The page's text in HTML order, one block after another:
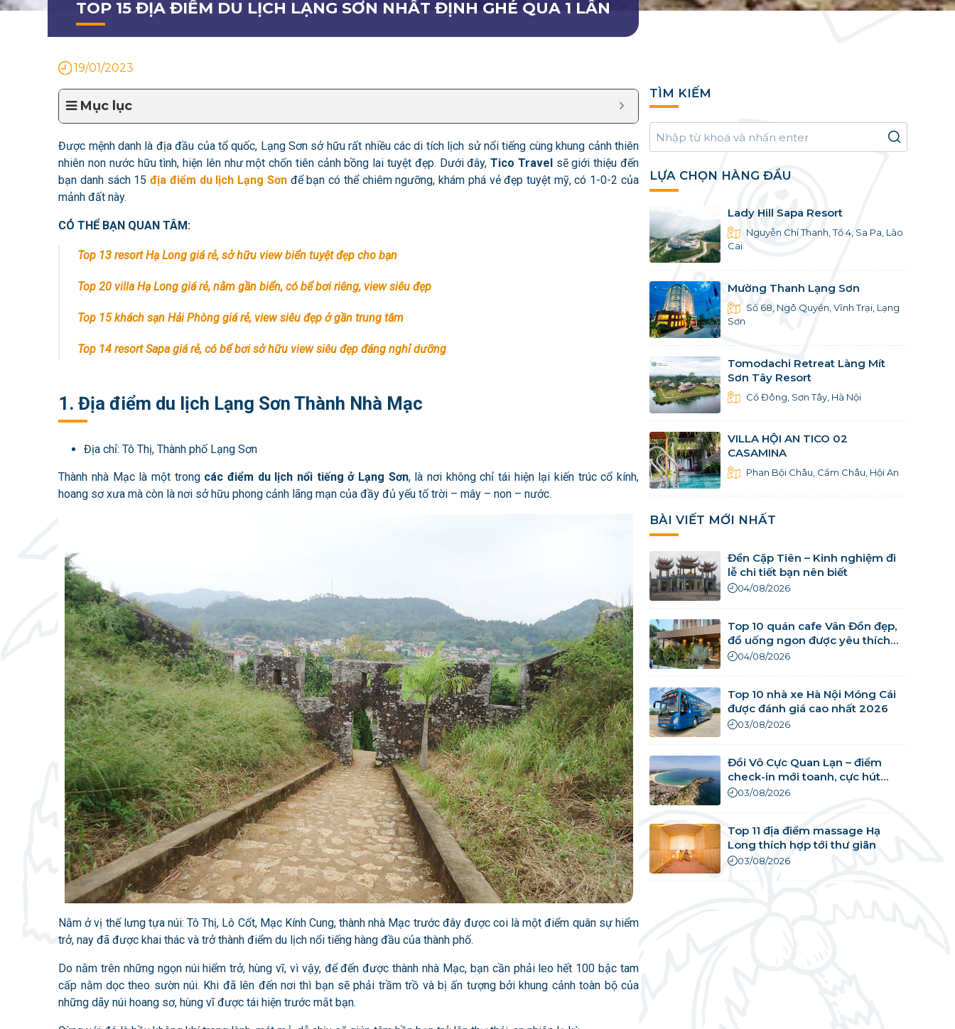
TOP 15 ĐỊA ĐIỂM DU LỊCH LẠNG SƠN NHẤT ĐỊNH GHÉ QUA 1 LẦN
19/01/2023
Mục lục
Được mệnh danh là địa đầu của tổ quốc, Lạng Sơn sở hữu rất nhiều các di tích lịch sử nổi tiếng cùng khung cảnh thiên
nhiên non nước hữu tình, hiện lên như một chốn tiên cảnh bồng lai tuyệt đẹp. Dưới đây,Tico Travelsẽ giới thiệu đến
bạn danh sách 15địa điểm du lịch Lạng Sơnđể bạn có thể chiêm ngưỡng, khám phá vẻ đẹp tuyệt mỹ, có 1-0-2 của
mảnh đất này.
CÓ THỂ BẠN QUAN TÂM:
Top 13 resort Hạ Long giá rẻ, sở hữu view biển tuyệt đẹp cho bạn
Top 20 villa Hạ Long giá rẻ, nằm gần biển, có bể bơi riêng, view siêu đẹp
Top 15 khách sạn Hải Phòng giá rẻ, view siêu đẹp ở gần trung tâm
Top 14 resort Sapa giá rẻ, có bể bơi sở hữu view siêu đẹp đáng nghỉ dưỡng
1. Địa điểm du lịch Lạng Sơn Thành Nhà Mạc
Địa chỉ: Tô Thị, Thành phố Lạng Sơn
Thành nhà Mạc là một trong các điểm du lịch nổi tiếng ở Lạng Sơn, là nơi không chỉ tái hiện lại kiến trúc cổ kính,
hoang sơ xưa mà còn là nơi sở hữu phong cảnh lãng mạn của đầy đủ yếu tố trời – mây – non – nước.
Nằm ở vị thế lưng tựa núi: Tô Thị, Lô Cốt, Mạc Kính Cung, thành nhà Mạc trước đây được coi là một điểm quân sự hiểm
trở, nay đã được khai thác và trở thành điểm du lịch nổi tiếng hàng đầu của thành phố.
Do nằm trên những ngọn núi hiểm trở, hùng vĩ, vì vậy, để đến được thành nhà Mạc, bạn cần phải leo hết 100 bậc tam
cấp nằm dọc theo sườn núi. Khi đã lên đến nơi thì bạn sẽ phải trầm trồ và bị ấn tượng bởi khung cảnh toàn bộ của
những dãy núi hoang sơ, hùng vĩ được tái hiện trước mắt bạn.
TÌM KIẾM
LỰA CHỌN HÀNG ĐẦU
Lady Hill Sapa Resort
Nguyễn Chí Thanh, Tổ 4, Sa Pa, Lào
Cai
Mường Thanh Lạng Sơn
Số 68, Ngô Quyền, Vĩnh Trại, Lạng
Sơn
Tomodachi Retreat Làng Mít
Sơn Tây Resort
Cổ Đông, Sơn Tây, Hà Nội
VILLA HỘI AN TICO 02
CASAMINA
Phan Bội Châu, Cẩm Châu, Hội An
BÀI VIẾT MỚI NHẤT
Đền Cặp Tiên – Kinh nghiệm đi
lễ chi tiết bạn nên biết
04/08/2026
Top 10 quán cafe Vân Đồn đẹp,
đồ uống ngon được yêu thích
nhất
04/08/2026
Top 10 nhà xe Hà Nội Móng Cái
được đánh giá cao nhất 2026
03/08/2026
Đồi Vô Cực Quan Lạn – điểm
check-in mới toanh, cực hút
khách
03/08/2026
Top 11 địa điểm massage Hạ
Long thích hợp tới thư giãn
03/08/2026